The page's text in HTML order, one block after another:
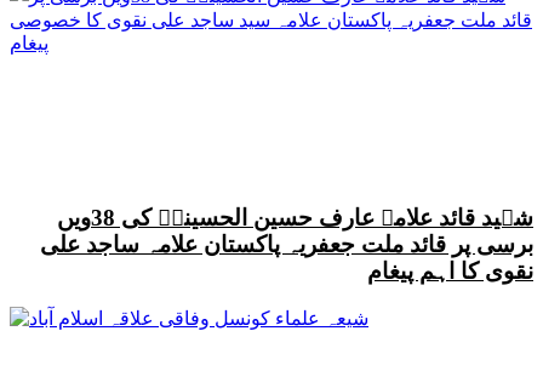
شہید قائد علامہ عارف حسین الحسینیؒ کی 38ویں
برسی پر قائد ملت جعفریہ پاکستان علامہ ساجد علی
نقوی کا اہم پیغام